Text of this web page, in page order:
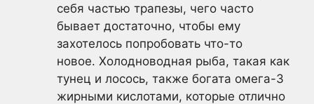
себя частью трапезы, чего часто
бывает достаточно, чтобы ему
захотелось попробовать что-то
новое. Холодноводная рыба, такая как
тунец и лосось, также богата омега-3
жирными кислотами, которые отлично